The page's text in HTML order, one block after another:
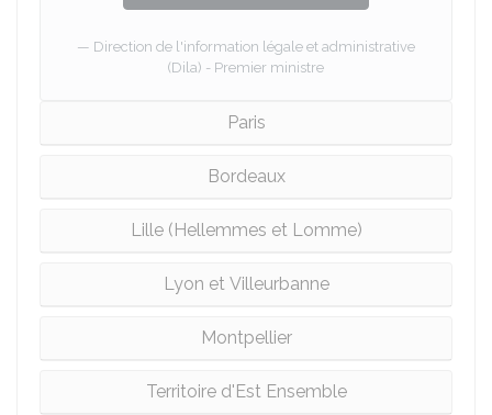
Direction de l'information légale et administrative
(Dila) - Premier ministre
Paris
Bordeaux
Lille (Hellemmes et Lomme)
Lyon et Villeurbanne
Montpellier
Territoire d'Est Ensemble